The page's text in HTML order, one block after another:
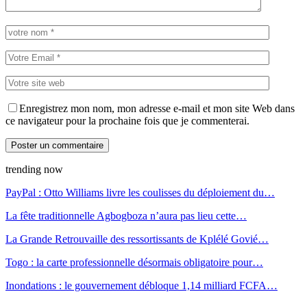
Enregistrez mon nom, mon adresse e-mail et mon site Web dans
ce navigateur pour la prochaine fois que je commenterai.
trending now
PayPal : Otto Williams livre les coulisses du déploiement du…
La fête traditionnelle Agbogboza n’aura pas lieu cette…
La Grande Retrouvaille des ressortissants de Kplélé Govié…
Togo : la carte professionnelle désormais obligatoire pour…
Inondations : le gouvernement débloque 1,14 milliard FCFA…